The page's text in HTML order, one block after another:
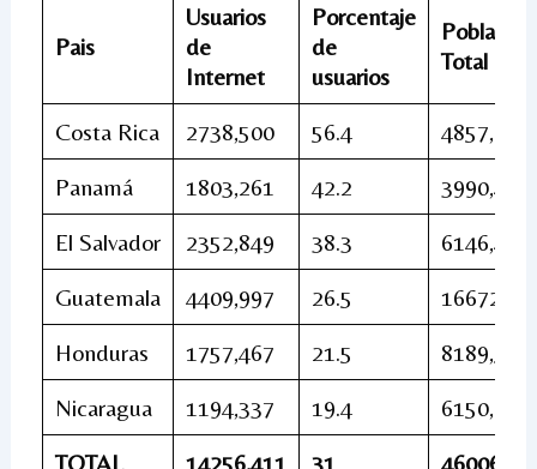
Pais
Usuarios
de
Internet
Porcentaje
de
usuarios
Población
Total
Costa Rica 2738,500 56.4
4857,218
Panamá
1803,261 42.2
3990,406
El Salvador
2352,849 38.3
6146,419
Guatemala
4409,997 26.5
Honduras
1757,467 21.5
8189,501
Nicaragua
1194,337 19.4
6150,035
TOTAL
14256,411 31